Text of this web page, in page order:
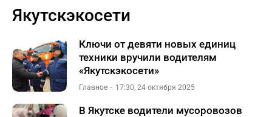
Якутскэкосети
Ключи от девяти новых единиц
техники вручили водителям
«Якутскэкосети»
Главное 17:30, 24 октября 2025
В Якутске водители мусоровозов